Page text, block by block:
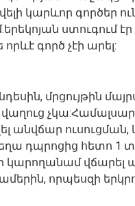
կարևոր գործեր
ստուգում
գործ չէի արել:
մրցույթին
վաղուց
անվճար
դպրոցից հետո 1
կարողանամ վճարել
որպեսզի